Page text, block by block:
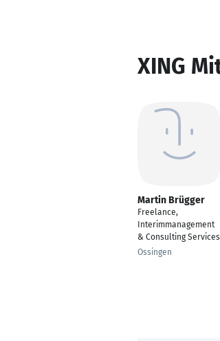
XING
Martin Brügger
Freelance,
Interimmanagement
& Consulting Services
Ossingen